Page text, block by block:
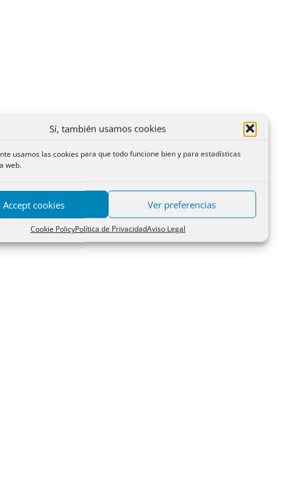
Sí, también usamos cookies
usamos las cookies para que todo funcione bien y para estadísticas
web.
Accept cookies Ver preferencias
Cookie PolicyPolítica de PrivacidadAviso Legal